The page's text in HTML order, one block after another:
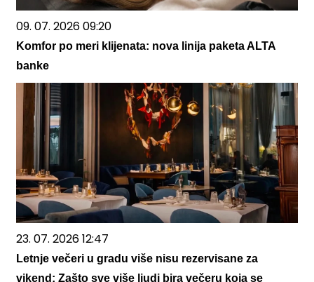
09. 07. 2026 09:20
Komfor po meri klijenata: nova linija paketa ALTA
banke
23. 07. 2026 12:47
Letnje večeri u gradu više nisu rezervisane za
vikend: Zašto sve više ljudi bira večeru koja se